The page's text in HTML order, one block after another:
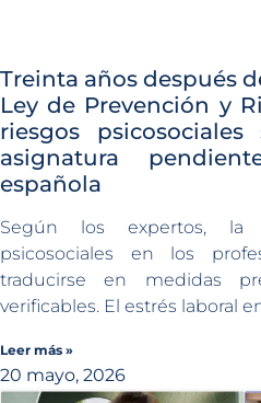
Treinta años después
Ley de Prevención y
riesgos
asignatura
española
Según los expertos, la
psicosociales en los
traducirse en medidas
verificables. El estrés laboral
Leer más »
20 mayo, 2026